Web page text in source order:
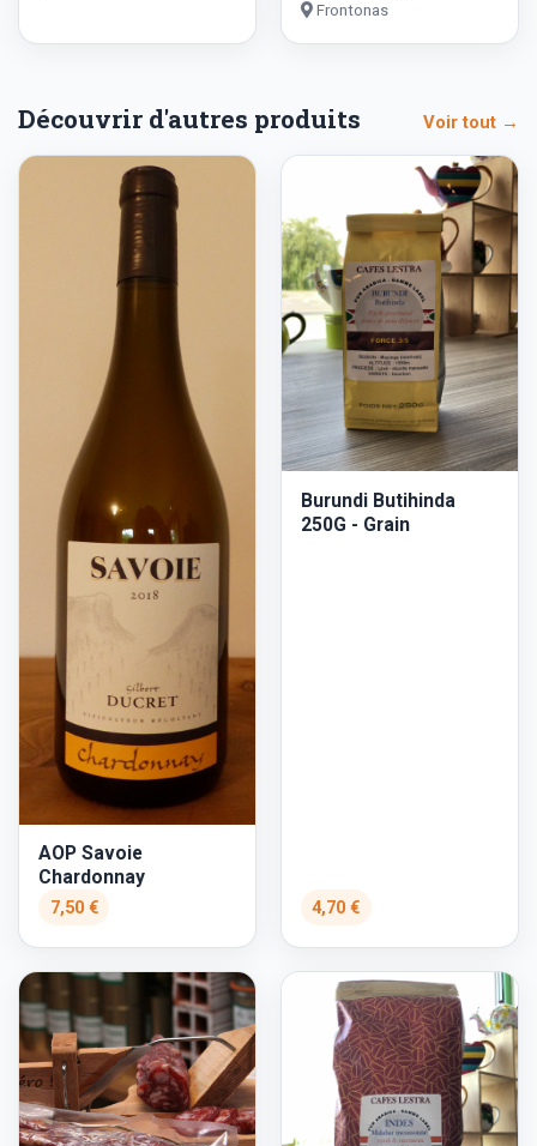
Frontonas
Découvrir d'autres produits Voir tout →
AOP Savoie
Chardonnay
7,50 €
Burundi Butihinda
250G - Grain
4,70 €